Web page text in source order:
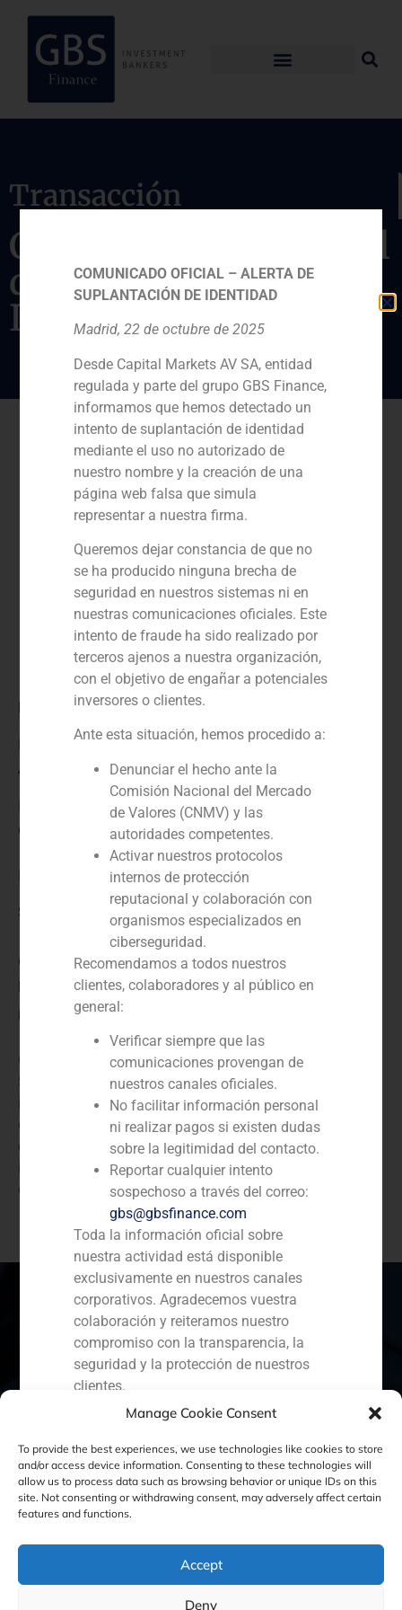
Manage Cookie Consent
To provide the best experiences, we use technologies like cookies to store
and/or access device information. Consenting to these technologies will
allow us to process data such as browsing behavior or unique IDs on this
site. Not consenting or withdrawing consent, may adversely affect certain
features and functions.
Accept
Deny
Transacción
Completado el control
de Parquesol
Inmobiliaria
Rol:
Financial advisor
Año:
Cliente:
Parquesol Inmobiliaria
Servicio / Sector
Corporate Finance,Inmobiliario (residencial, comercial,
parques logísticos, industria)
Descripción
GBS Finance actuó como asesor financiero del Grupo
San José, en la adquisición del control de Parquesol
inmobiliario, la empresa inmobiliaria española que
cotiza en bolsa. El Grupo San José es una empresa
española que opera en los sectores de la construcción,
inmobiliario, energético y medioambiental, y de
concesiones y servicios.
España Portugal Colombia
Ecuador
Política de Cookies Política de Privacidad
Aviso Legal
GBS Finance ©2023
COMUNICADO OFICIAL – ALERTA DE
SUPLANTACIÓN DE IDENTIDAD
Madrid, 22 de octubre de 2025
Desde Capital Markets AV SA, entidad
regulada y parte del grupo GBS Finance,
informamos que hemos detectado un
intento de suplantación de identidad
mediante el uso no autorizado de
nuestro nombre y la creación de una
página web falsa que simula
representar a nuestra firma.
Queremos dejar constancia de que no
se ha producido ninguna brecha de
seguridad en nuestros sistemas ni en
nuestras comunicaciones oficiales. Este
intento de fraude ha sido realizado por
terceros ajenos a nuestra organización,
con el objetivo de engañar a potenciales
inversores o clientes.
Ante esta situación, hemos procedido a:
Denunciar el hecho ante la
Comisión Nacional del Mercado
de Valores (CNMV) y las
autoridades competentes.
Activar nuestros protocolos
internos de protección
reputacional y colaboración con
organismos especializados en
ciberseguridad.
Recomendamos a todos nuestros
clientes, colaboradores y al público en
general:
Verificar siempre que las
comunicaciones provengan de
nuestros canales oficiales.
No facilitar información personal
ni realizar pagos si existen dudas
sobre la legitimidad del contacto.
Reportar cualquier intento
sospechoso a través del correo:
gbs@gbsfinance.com
Toda la información oficial sobre
nuestra actividad está disponible
exclusivamente en nuestros canales
corporativos. Agradecemos vuestra
colaboración y reiteramos nuestro
compromiso con la transparencia, la
seguridad y la protección de nuestros
clientes.
Capital Markets AV SA
GBS Finance